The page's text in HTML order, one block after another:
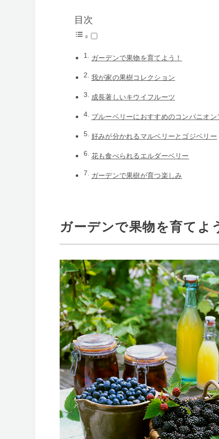
目次
ガーデンで果物を育てよう！
我が家の果樹コレクション
成長著しいキウイフルーツ
ブルーベリーにおすすめのコンパニオン
好みが分かれるマルベリーとゴジベリー
花も食べられるエルダーベリー
ガーデンで果樹が育つ楽しみ
ガーデンで果物を育てよ